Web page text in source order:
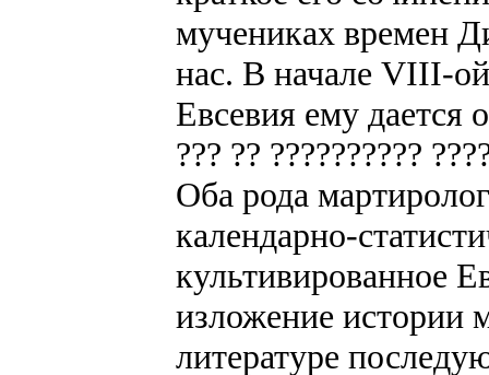
мучениках времен
нас. В начале VIII-
Евсевия ему дается
??? ?? ??????????
Оба рода
календарно-
культивированное
изложение истории
литературе